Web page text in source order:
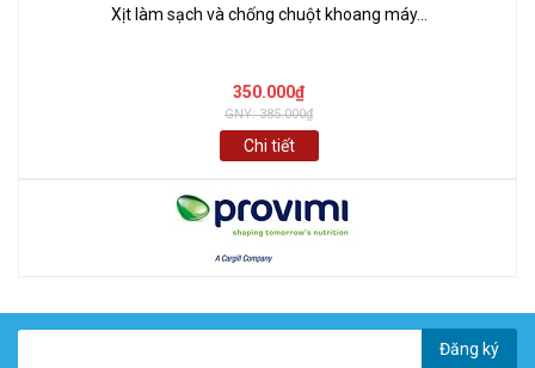
Xịt làm sạch và chống chuột khoang máy...
350.000₫
GNY: 385.000₫
Chi tiết
Đăng ký